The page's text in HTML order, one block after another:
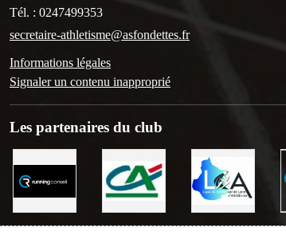
Tél. : 0247499353
secretaire-athletisme@asfondettes.fr
Informations légales
Signaler un contenu inapproprié
Les partenaires du club